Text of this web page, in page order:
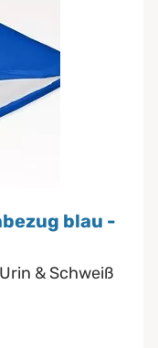
blau -
& Schweiß